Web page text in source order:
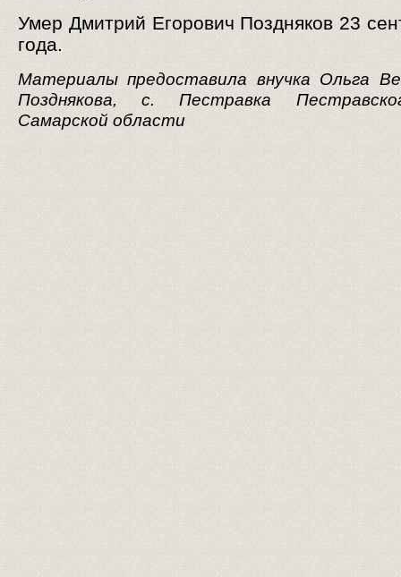
Умер Дмитрий Егорович Поздняков 23
года.
Материалы предоставила внучка Ольга
Позднякова, с. Пестравка
Самарской области